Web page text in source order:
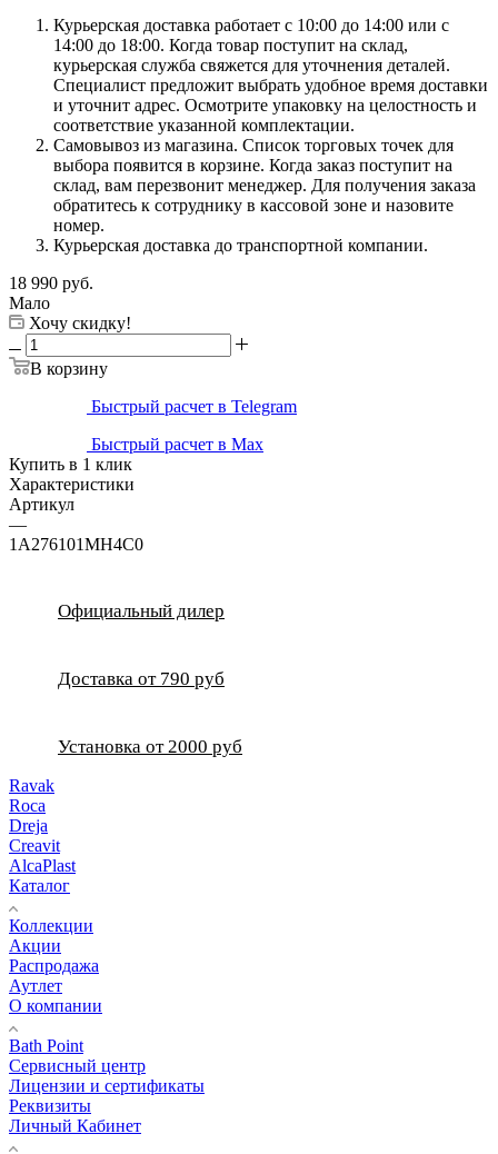
Курьерская доставка работает с 10:00 до 14:00 или с
14:00 до 18:00. Когда товар поступит на склад,
курьерская служба свяжется для уточнения деталей.
Специалист предложит выбрать удобное время доставки
и уточнит адрес. Осмотрите упаковку на целостность и
соответствие указанной комплектации.
Самовывоз из магазина. Список торговых точек для
выбора появится в корзине. Когда заказ поступит на
склад, вам перезвонит менеджер. Для получения заказа
обратитесь к сотруднику в кассовой зоне и назовите
номер.
Курьерская доставка до транспортной компании.
18 990 руб.
Мало
Хочу скидку!
В корзину
Быстрый расчет в Telegram
Быстрый расчет в Max
Купить в 1 клик
Характеристики
Артикул
—
1A276101MH4C0
Официальный дилер
Доставка от 790 руб
Установка от 2000 руб
Ravak
Roca
Dreja
Creavit
AlcaPlast
Каталог
Коллекции
Акции
Распродажа
Аутлет
О компании
Bath Point
Сервисный центр
Лицензии и сертификаты
Реквизиты
Личный Кабинет